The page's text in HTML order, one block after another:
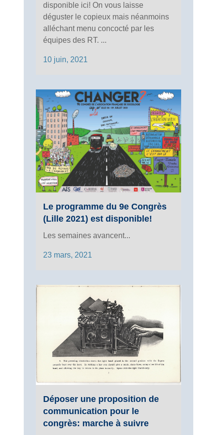
disponible ici! On vous laisse
déguster le copieux mais néanmoins
alléchant menu concocté par les
équipes des RT. ...
10 juin, 2021
Le programme du 9e Congrès
(Lille 2021) est disponible!
Les semaines avancent...
23 mars, 2021
Déposer une proposition de
communication pour le
congrès: marche à suivre